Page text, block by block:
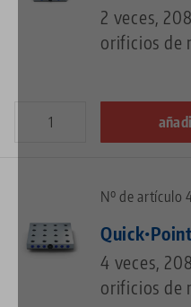
2 veces,
orificios de
Nº de artículo
4 veces,
orificios de